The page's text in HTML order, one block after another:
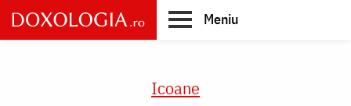
Skip
to
main
Meniu
Icoane